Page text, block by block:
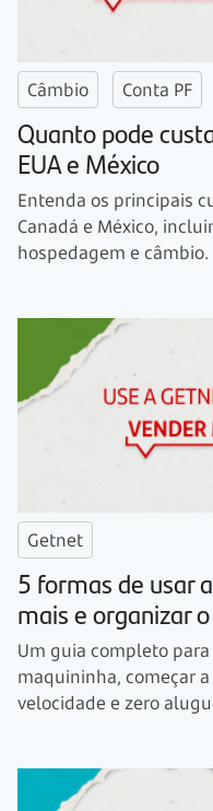
Câmbio Conta PF
Quanto pode
EUA e México
Entenda os principais
Canadá e México,
hospedagem e câmbio.
Getnet
5 formas de usar
mais e organizar
Um guia completo
maquininha, começar
velocidade e zero